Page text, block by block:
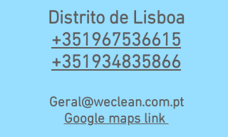
Distrito de Lisboa
+351967536615
+351934835866
Geral@weclean.com.pt
Google maps link